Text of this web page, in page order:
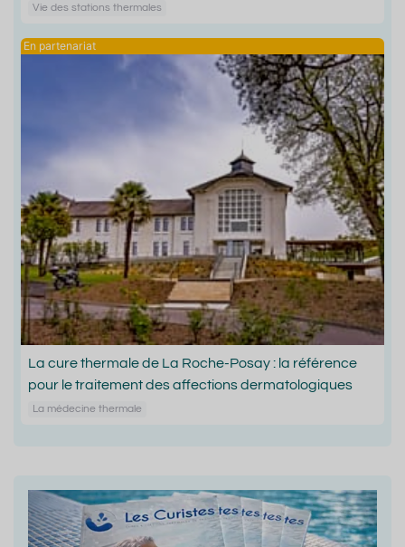
Vie des stations thermales
La cure thermale de La Roche-Posay : la référence
pour le traitement des affections dermatologiques
La médecine thermale